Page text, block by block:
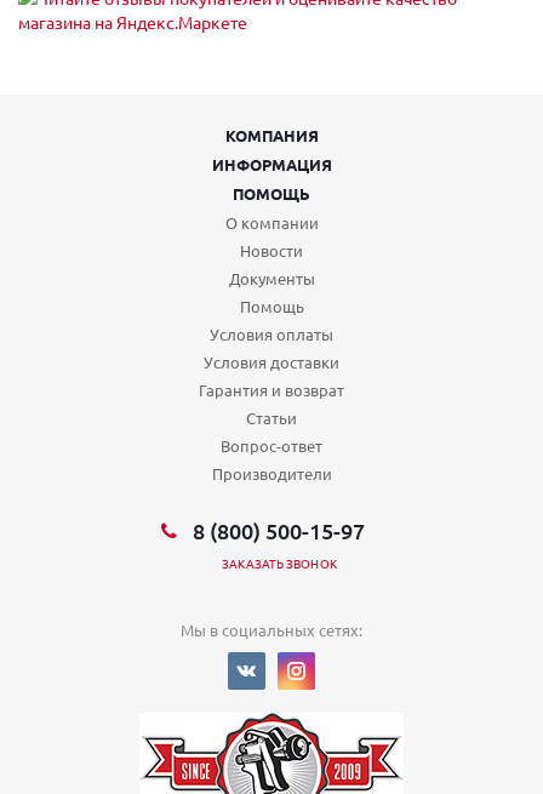
КОМПАНИЯ
ИНФОРМАЦИЯ
ПОМОЩЬ
О компании
Новости
Документы
Помощь
Условия оплаты
Условия доставки
Гарантия и возврат
Статьи
Вопрос-ответ
Производители
8 (800) 500-15-97
ЗАКАЗАТЬ ЗВОНОК
Мы в социальных сетях: